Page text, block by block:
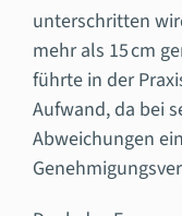
unterschritten
mehr als 15 cm
führte in der
Aufwand, da bei
Abweichungen